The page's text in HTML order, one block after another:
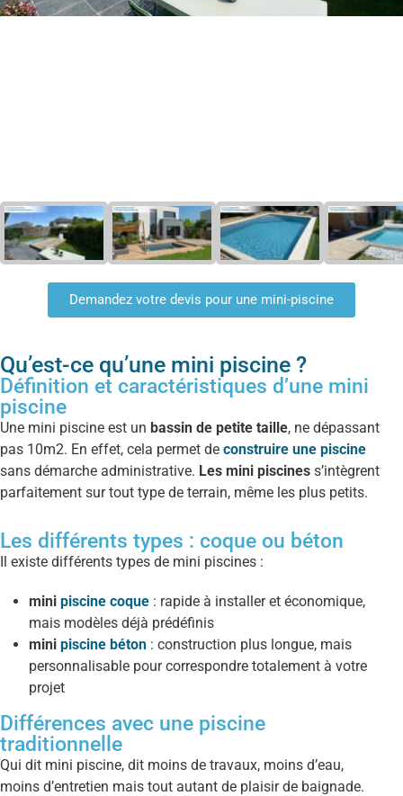
Demandez votre devis pour une mini-piscine
Qu’est-ce qu’une mini piscine ?
Définition et caractéristiques d’une mini
piscine
Une mini piscine est un bassin de petite taille, ne dépassant
pas 10m2. En effet, cela permet de construire une piscine
sans démarche administrative. Les mini piscines s’intègrent
parfaitement sur tout type de terrain, même les plus petits.
Les différents types : coque ou béton
Il existe différents types de mini piscines :
mini piscine coque : rapide à installer et économique,
mais modèles déjà prédéfinis
mini piscine béton : construction plus longue, mais
personnalisable pour correspondre totalement à votre
projet
Différences avec une piscine
traditionnelle
Qui dit mini piscine, dit moins de travaux, moins d’eau,
moins d’entretien mais tout autant de plaisir de baignade.